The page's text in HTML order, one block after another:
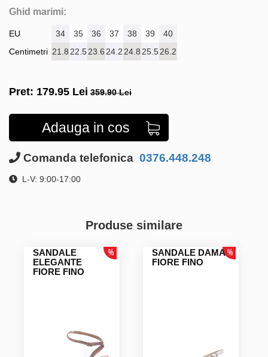
Ghid marimi:
EU
Centimetri
34 35 36 37 38 39
40
21.8 22.523.6 24.2 24.8 25.526.2
Pret: 179.95 Lei 359.90 Lei
Adauga in cos
Comanda telefonica 0376.448.248
L-V: 9:00-17:00
Produse similare
SANDALE
ELEGANTE
FIORE FINO
SANDALE DAMA
FIORE FINO